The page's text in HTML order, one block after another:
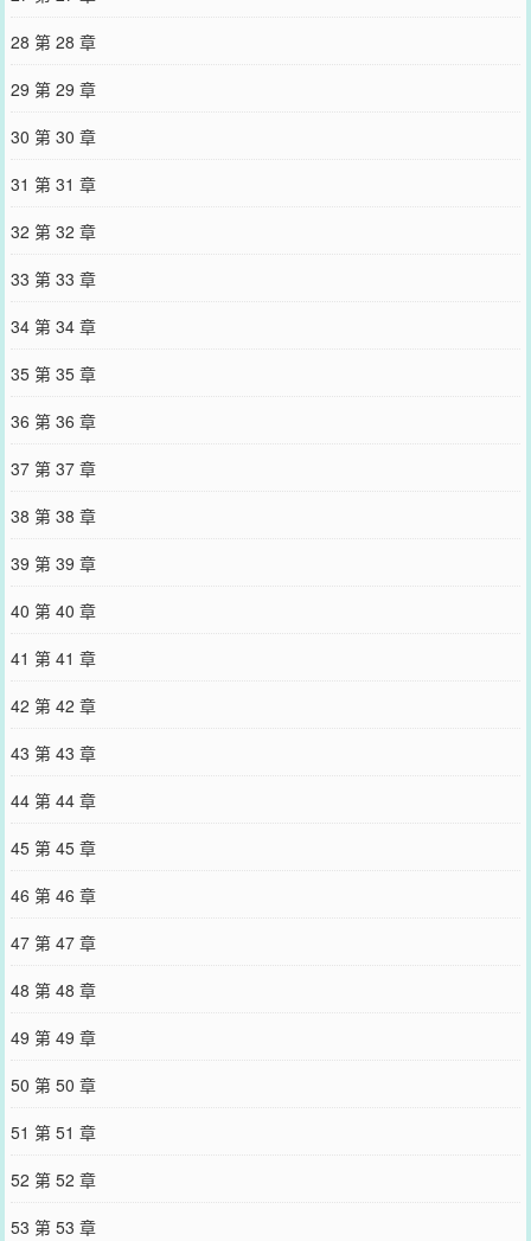
28 第 28 章
29 第 29 章
30 第 30 章
31 第 31 章
32 第 32 章
33 第 33 章
34 第 34 章
35 第 35 章
36 第 36 章
37 第 37 章
38 第 38 章
39 第 39 章
40 第 40 章
41 第 41 章
42 第 42 章
43 第 43 章
44 第 44 章
45 第 45 章
46 第 46 章
47 第 47 章
48 第 48 章
49 第 49 章
50 第 50 章
51 第 51 章
52 第 52 章
53 第 53 章